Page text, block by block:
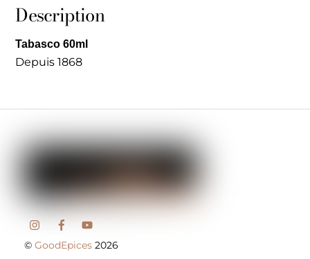
Description
Tabasco 60ml
Depuis 1868
©GoodEpices 2026